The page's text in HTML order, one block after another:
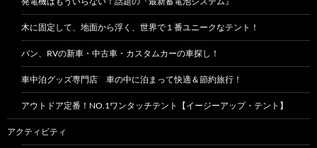
木に固定して、地面から浮く、世界で１番ユニークなテント！
バン、RVの新車・中古車・カスタムカーの車探し！
車中泊グッズ専門店 車の中に泊まって快適＆節約旅行！
アウトドア定番！NO.1ワンタッチテント【イージーアップ・テント】
アクティビティ